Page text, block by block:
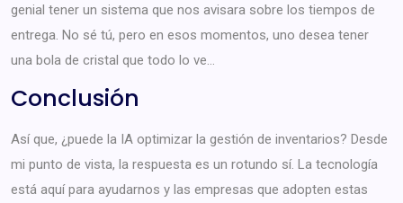
genial tener un sistema que nos avisara sobre los tiempos de
entrega. No sé tú, pero en esos momentos, uno desea tener
una bola de cristal que todo lo ve…
Conclusión
Así que, ¿puede la IA optimizar la gestión de inventarios? Desde
mi punto de vista, la respuesta es un rotundo sí. La tecnología
está aquí para ayudarnos y las empresas que adopten estas